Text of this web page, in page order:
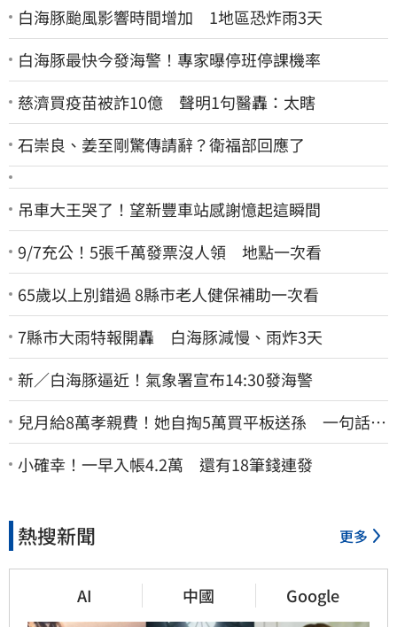
白海豚颱風影響時間增加 1地區恐炸雨3天
白海豚最快今發海警！專家曝停班停課機率
慈濟買疫苗被詐10億 聲明1句醫轟：太瞎
石崇良、姜至剛驚傳請辭？衛福部回應了
吊車大王哭了！望新豐車站感謝憶起這瞬間
9/7充公！5張千萬發票沒人領 地點一次看
65歲以上別錯過 8縣市老人健保補助一次看
7縣市大雨特報開轟 白海豚減慢、雨炸3天
新／白海豚逼近！氣象署宣布14:30發海警
兒月給8萬孝親費！她自掏5萬買平板送孫 一句話愣
原地「傷心不已」
小確幸！一早入帳4.2萬 還有18筆錢連發
熱搜新聞 更多
AI 中國 Google